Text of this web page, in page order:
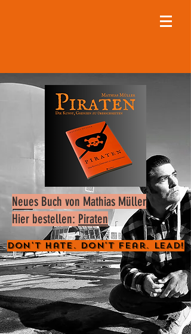
Neues Buch von Mathias Müller
Hier bestellen: Piraten
Don't Hate. Don't Fear. LEAD!